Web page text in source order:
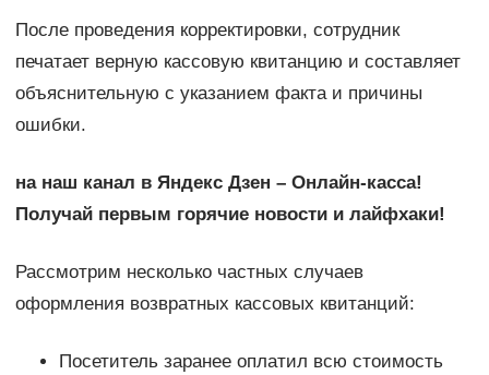
После проведения корректировки, сотрудник
печатает верную кассовую квитанцию и составляет
объяснительную с указанием факта и причины
ошибки.
на наш канал в Яндекс Дзен – Онлайн-касса!
Получай первым горячие новости и лайфхаки!
Рассмотрим несколько частных случаев
оформления возвратных кассовых квитанций:
Посетитель заранее оплатил всю стоимость